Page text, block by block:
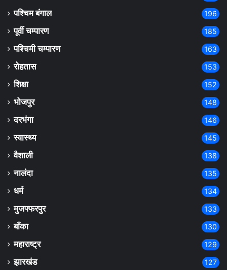
पश्चिम बंगाल 196
पूर्वी चम्पारण 185
पश्चिमी चम्पारण 163
रोहतास 153
शिक्षा 152
भोजपुर 148
दरभंगा 146
स्वास्थ्य 145
वैशाली 138
नालंदा 135
धर्म 134
मुजफ्फरपुर 133
बाँका 130
महाराष्ट्र 129
झारखंड 127